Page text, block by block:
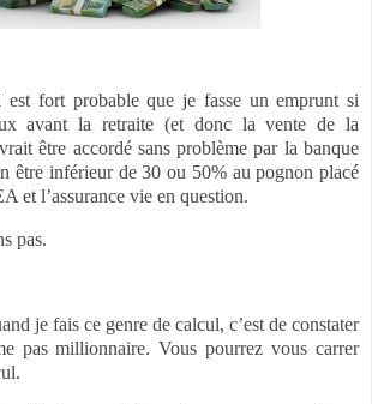
est fort probable que je fasse un emprunt si
avant la retraite (et donc la vente de la
être accordé sans problème par la banque
être inférieur de 30 ou 50% au pognon placé
et l’assurance vie en question.
pas.
je fais ce genre de calcul, c’est de constater
pas millionnaire. Vous pourrez vous carrer